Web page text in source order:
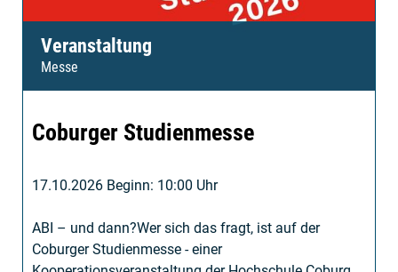
Veranstaltung
Messe
Coburger Studienmesse
17.10.2026 Beginn: 10:00 Uhr
ABI – und dann?Wer sich das fragt, ist auf der
Coburger Studienmesse - einer